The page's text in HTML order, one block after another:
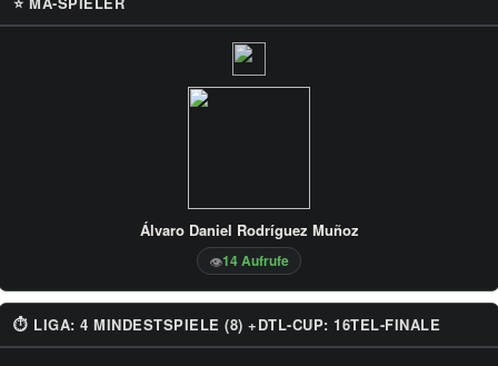
Álvaro Daniel Rodríguez Muñoz
👁14 Aufrufe
⏱ LIGA: 4 MINDESTSPIELE (8) +DTL-CUP: 16TEL-FINALE